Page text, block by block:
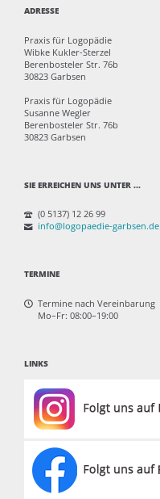
ADRESSE
Praxis für Logopädie
Wibke Kukler-Sterzel
Berenbosteler Str. 76b
30823 Garbsen
Praxis für Logopädie
Susanne Wegler
Berenbosteler Str. 76b
30823 Garbsen
SIE ERREICHEN UNS UNTER ...
(0 5137) 12 26 99
info@logopaedie-garbsen.de
TERMINE
Termine nach Vereinbarung
Mo–Fr: 08:00–19:00
LINKS